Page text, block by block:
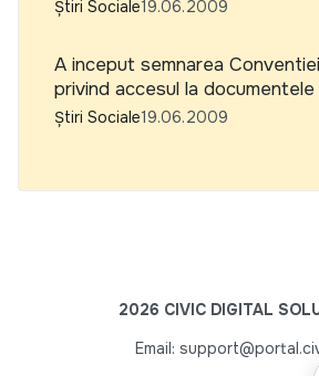
Știri Sociale19.06.2009
A inceput semnarea
privind accesul la
Știri Sociale19.06.2009
2026 CIVIC DIGITAL
Email: